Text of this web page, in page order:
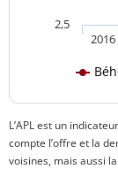
2016
2,5
L’APL est un
compte l’offre et la
voisines, mais aussi